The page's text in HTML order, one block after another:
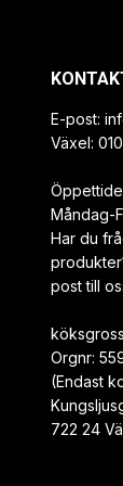
E-post:
Växel:
Måndag-
Har du
post till
Orgnr:
(Endast
722 24